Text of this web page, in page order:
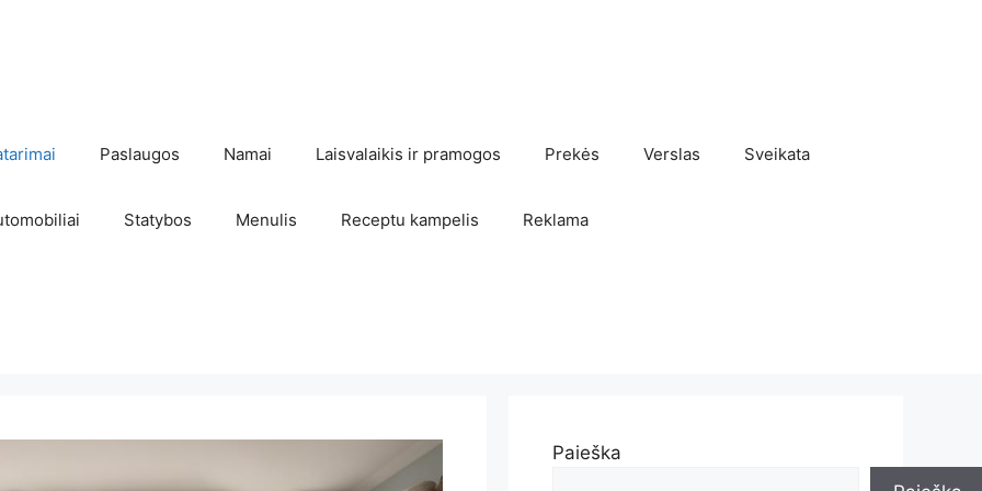
Paslaugos Namai Laisvalaikis ir pramogos Prekės Verslas Sveikata
Statybos Menulis Receptu kampelis Reklama
Paieška